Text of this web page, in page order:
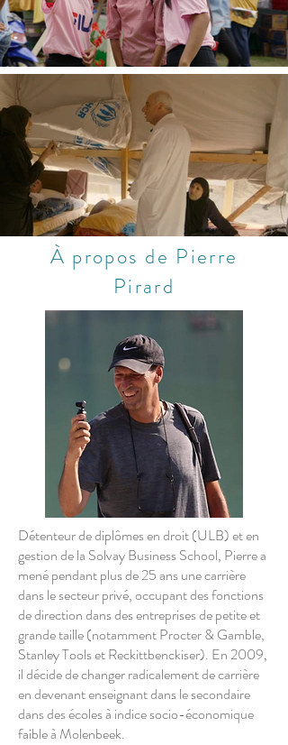
À propos de Pierre
Pirard
Détenteur de diplômes en droit (ULB) et en
gestion de la Solvay Business School, Pierre a
mené pendant plus de 25 ans une carrière
dans le secteur privé, occupant des fonctions
de direction dans des entreprises de petite et
grande taille (notamment Procter & Gamble,
Stanley Tools et Reckittbenckiser). En 2009,
il décide de changer radicalement de carrière
en devenant enseignant dans le secondaire
dans des écoles à indice socio-économique
faible à Molenbeek.